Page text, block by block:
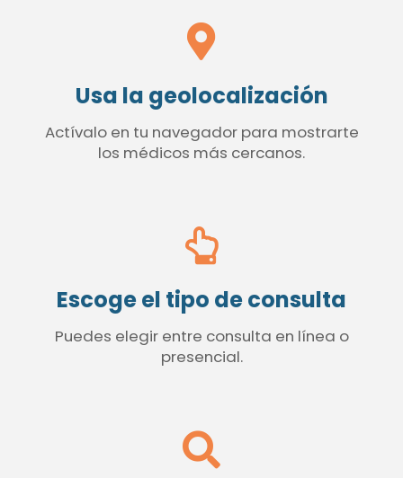
Usa la geolocalización
Actívalo en tu navegador para mostrarte
los médicos más cercanos.
Escoge el tipo de consulta
Puedes elegir entre consulta en línea o
presencial.